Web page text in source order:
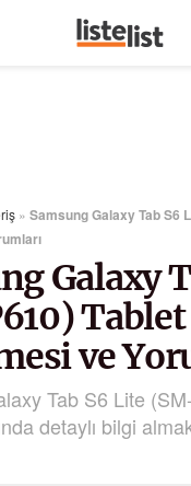
» Samsung Galaxy Tab S6
Galaxy
Tablet
ve
Tab S6 Lite
detaylı bilgi